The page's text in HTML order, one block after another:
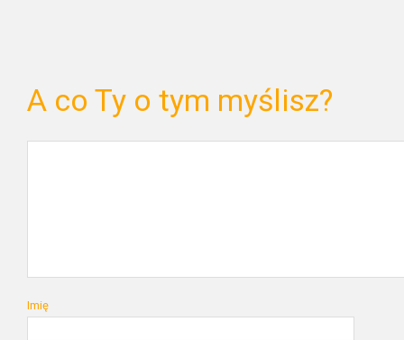
A co Ty o tym myślisz?
Imię